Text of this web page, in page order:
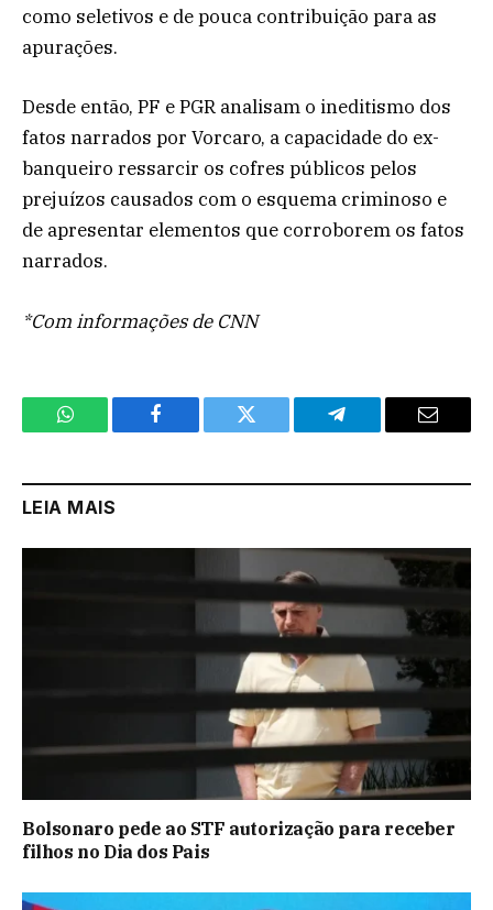
como seletivos e de pouca contribuição para as
apurações.
Desde então, PF e PGR analisam o ineditismo dos
fatos narrados por Vorcaro, a capacidade do ex-
banqueiro ressarcir os cofres públicos pelos
prejuízos causados com o esquema criminoso e
de apresentar elementos que corroborem os fatos
narrados.
*Com informações de CNN
WhatsApp Facebook Twitter Telegram Email
LEIA MAIS
Bolsonaro pede ao STF autorização para receber
filhos no Dia dos Pais